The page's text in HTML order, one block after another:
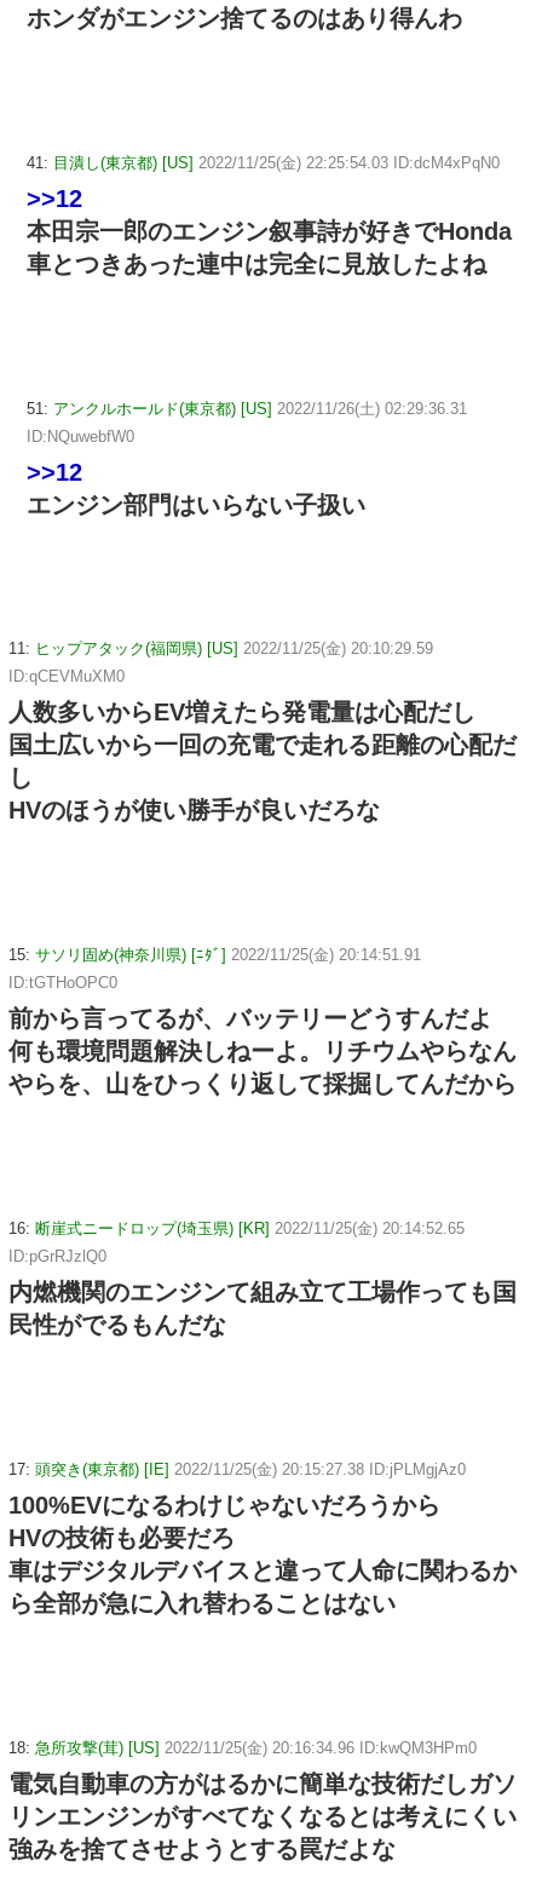
ホンダがエンジン捨てるのはあり得んわ
41: 目潰し(東京都) [US] 2022/11/25(金) 22:25:54.03 ID:dcM4xPqN0
>>12
本田宗一郎のエンジン叙事詩が好きでHonda
車とつきあった連中は完全に見放したよね
51: アンクルホールド(東京都) [US] 2022/11/26(土) 02:29:36.31
ID:NQuwebfW0
>>12
エンジン部門はいらない子扱い
11: ヒップアタック(福岡県) [US] 2022/11/25(金) 20:10:29.59
ID:qCEVMuXM0
人数多いからEV増えたら発電量は心配だし
国土広いから一回の充電で走れる距離の心配だ
し
HVのほうが使い勝手が良いだろな
15: サソリ固め(神奈川県) [ﾆﾀﾞ] 2022/11/25(金) 20:14:51.91
ID:tGTHoOPC0
前から言ってるが、バッテリーどうすんだよ
何も環境問題解決しねーよ。リチウムやらなん
やらを、山をひっくり返して採掘してんだから
16: 断崖式ニードロップ(埼玉県) [KR] 2022/11/25(金) 20:14:52.65
ID:pGrRJzlQ0
内燃機関のエンジンて組み立て工場作っても国
民性がでるもんだな
17: 頭突き(東京都) [IE] 2022/11/25(金) 20:15:27.38 ID:jPLMgjAz0
100%EVになるわけじゃないだろうから
HVの技術も必要だろ
車はデジタルデバイスと違って人命に関わるか
ら全部が急に入れ替わることはない
18: 急所攻撃(茸) [US] 2022/11/25(金) 20:16:34.96 ID:kwQM3HPm0
電気自動車の方がはるかに簡単な技術だしガソ
リンエンジンがすべてなくなるとは考えにくい
強みを捨てさせようとする罠だよな